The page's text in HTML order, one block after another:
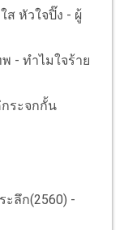
ส หัวใจปิ๊ง - ผู้
- ทำไมใจร้าย
ระจกกั้น
ะลึก(2560) -